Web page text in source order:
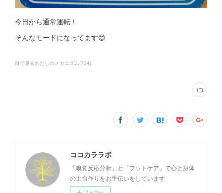
今日から通常運転！
そんなモードになってます😊
目で見るわたしのメカニズム(734)
ココカララボ
「嗅覚反応分析」と「フットケア」で心と身体
の土台作りをお手伝いをしています